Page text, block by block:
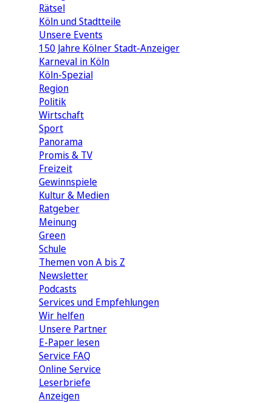
Rätsel
Köln und Stadtteile
Unsere Events
150 Jahre Kölner Stadt-Anzeiger
Karneval in Köln
Köln-Spezial
Region
Politik
Wirtschaft
Sport
Panorama
Promis & TV
Freizeit
Gewinnspiele
Kultur & Medien
Ratgeber
Meinung
Green
Schule
Themen von A bis Z
Newsletter
Podcasts
Services und Empfehlungen
Wir helfen
Unsere Partner
E-Paper lesen
Service FAQ
Online Service
Leserbriefe
Anzeigen